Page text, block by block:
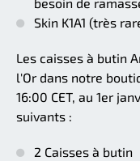
Skin K1A1 (très
Les caisses à butin
l'Or dans notre
16:00 CET, au 1er
suivants :
2 Caisses à butin